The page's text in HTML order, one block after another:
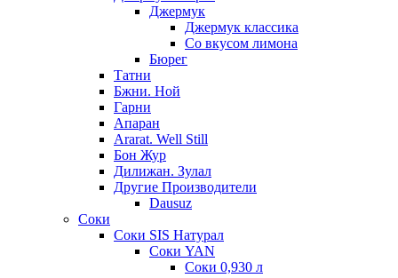
Джермук
Джермук классика
Со вкусом лимона
Бюрег
Татни
Бжни. Ной
Гарни
Апаран
Ararat. Well Still
Бон Жур
Дилижан. Зулал
Другие Производители
Dausuz
Соки
Соки SIS Натурал
Соки YAN
Соки 0,930 л